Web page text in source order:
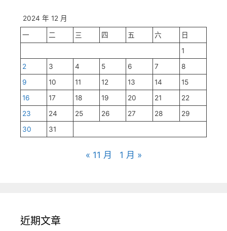
2024 年 12 月
一 二 三 四 五 六
日
1
2
3 4 5 6 7
8
9
10 11 12 13 14
15
16
17 18 19 20 21
22
23
24 25 26 27 28
29
30
31
« 11 月 1 月 »
近期文章